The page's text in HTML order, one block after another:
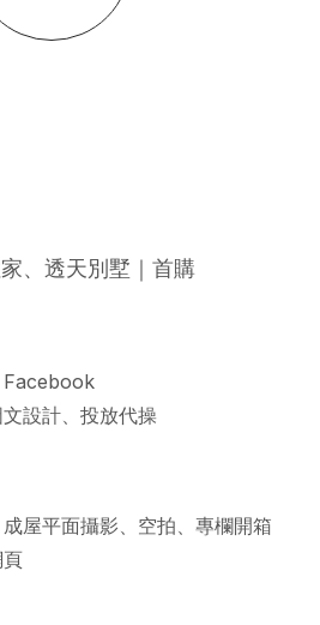
、透天別墅｜首購
Facebook
設計、投放代操
成屋平面攝影、空拍、專欄開箱